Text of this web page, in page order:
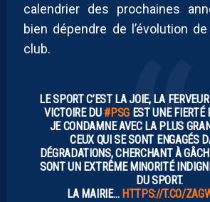
calendrier des prochaines
bien dépendre de l’évolution
club.
LE SPORT C’EST LA JOIE, LA FERVEUR
VICTOIRE DU #PSG EST UNE FIERTÉ
JE CONDAMNE AVEC LA PLUS
CEUX QUI SE SONT ENGAGÉS
DÉGRADATIONS, CHERCHANT À
SONT UN EXTRÊME MINORITÉ
DU SPORT.
LA MAIRIE… HTTPS://T.CO/